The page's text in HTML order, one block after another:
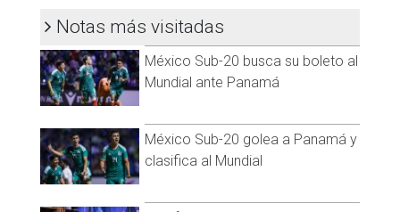
www.cadenanoticias.com| Twitter:
Facebook:@cadenanoticiasmx| Instagram:
@cadenanoticiasmx | TikTok:@CadenaNoticias| Telegram:
https://t.me/GrupoCadenaResumen|
Notas más visitadas
México Sub-20 busca su boleto al
Mundial ante Panamá
México Sub-20 golea a Panamá y
clasifica al Mundial